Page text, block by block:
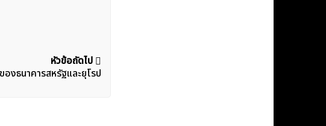
หัวข้อถัดไป
องธนาคารสหรัฐและยุโรป